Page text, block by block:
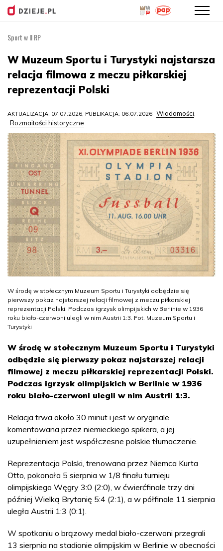
treści
Sport w II RP
W Muzeum Sportu i Turystyki najstarsza
relacja filmowa z meczu piłkarskiej
reprezentacji Polski
AKTUALIZACJA: 07.07.2026, PUBLIKACJA: 06.07.2026 Wiadomości,
Rozmaitości historyczne
W środę w stołecznym Muzeum Sportu i Turystyki odbędzie się
pierwszy pokaz najstarszej relacji filmowej z meczu piłkarskiej
reprezentacji Polski. Podczas igrzysk olimpijskich w Berlinie w 1936
roku biało-czerwoni ulegli w nim Austrii 1:3. Fot. Muzeum Sportu i
Turystyki
W środę w stołecznym Muzeum Sportu i Turystyki
odbędzie się pierwszy pokaz najstarszej relacji
filmowej z meczu piłkarskiej reprezentacji Polski.
Podczas igrzysk olimpijskich w Berlinie w 1936
roku biało-czerwoni ulegli w nim Austrii 1:3.
Relacja trwa około 30 minut i jest w oryginale
komentowana przez niemieckiego spikera, a jej
uzupełnieniem jest współczesne polskie tłumaczenie.
Reprezentacja Polski, trenowana przez Niemca Kurta
Otto, pokonała 5 sierpnia w 1/8 finału turnieju
olimpijskiego Węgry 3:0 (2:0), w ćwierćfinale trzy dni
później Wielką Brytanię 5:4 (2:1), a w półfinale 11 sierpnia
uległa Austrii 1:3 (0:1).
W spotkaniu o brązowy medal biało-czerwoni przegrali
13 sierpnia na stadionie olimpijskim w Berlinie w obecności